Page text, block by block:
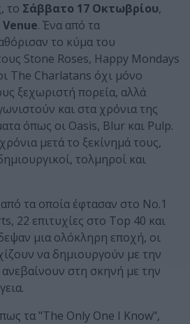
το Σάββατο 17 Οκτωβρίου,
. Ένα από τα
το κύμα του
Stone Roses, Happy Mondays
The Charlatans όχι μόνο
ξεχωριστή πορεία, αλλά
και στα χρόνια της
όπως οι Oasis, Blur και Pulp.
μετά το ξεκίνημά τους,
τολμηροί και
τα οποία έφτασαν στο Νο.1
22 επιτυχίες στο Top 40 και
μια ολόκληρη εποχή, οι
να δημιουργούν με την
ανεβαίνουν στη σκηνή με την
τα "The Only One I Know",